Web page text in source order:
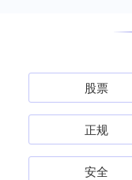
股票
正规
安全